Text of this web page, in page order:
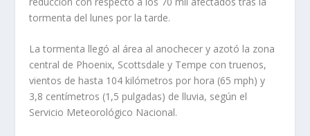
tormenta del lunes por la tarde.
La tormenta llegó al área al anochecer y azotó la zona
central de Phoenix, Scottsdale y Tempe con truenos,
vientos de hasta 104 kilómetros por hora (65 mph) y
3,8 centímetros (1,5 pulgadas) de lluvia, según el
Servicio Meteorológico Nacional.